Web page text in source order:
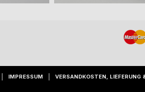
IMPRESSUM VERSANDKOSTEN, LIEFERUNG